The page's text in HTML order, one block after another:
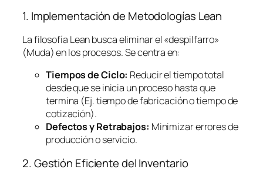
1. Implementación de Metodologías Lean
La filosofía Leanbusca eliminar el «despilfarro»
(Muda) en los procesos. Se centra en:
Tiempos de Ciclo: Reducir el tiempo total
desde que se inicia un proceso hasta que
termina (Ej. tiempo de fabricación o tiempo de
cotización).
Defectos y Retrabajos: Minimizar errores de
producción o servicio.
2. Gestión Eficiente del Inventario